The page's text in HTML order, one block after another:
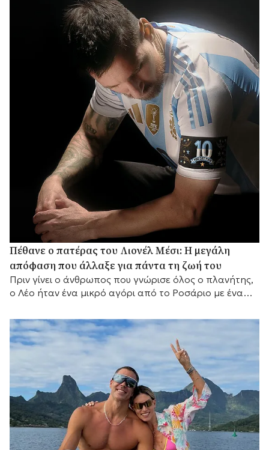
Πέθανε ο πατέρας του Λιονέλ Μέσι: Η μεγάλη
απόφαση που άλλαξε για πάντα τη ζωή του
Πριν γίνει ο άνθρωπος που γνώρισε όλος ο πλανήτης,
ο Λέο ήταν ένα μικρό αγόρι από το Ροσάριο με ένα
κυνηγήσει μαζί του